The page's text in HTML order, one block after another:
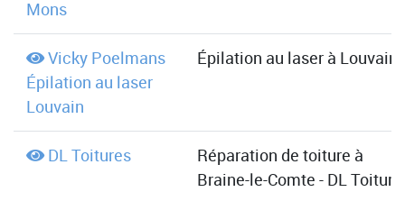
Mons
Vicky Poelmans
Épilation au laser
Louvain
Épilation au laser à Louvain
DL Toitures
Réparation de toiture à
Braine-le-Comte - DL